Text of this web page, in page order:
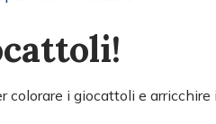
colorare i giocattoli e arricchire